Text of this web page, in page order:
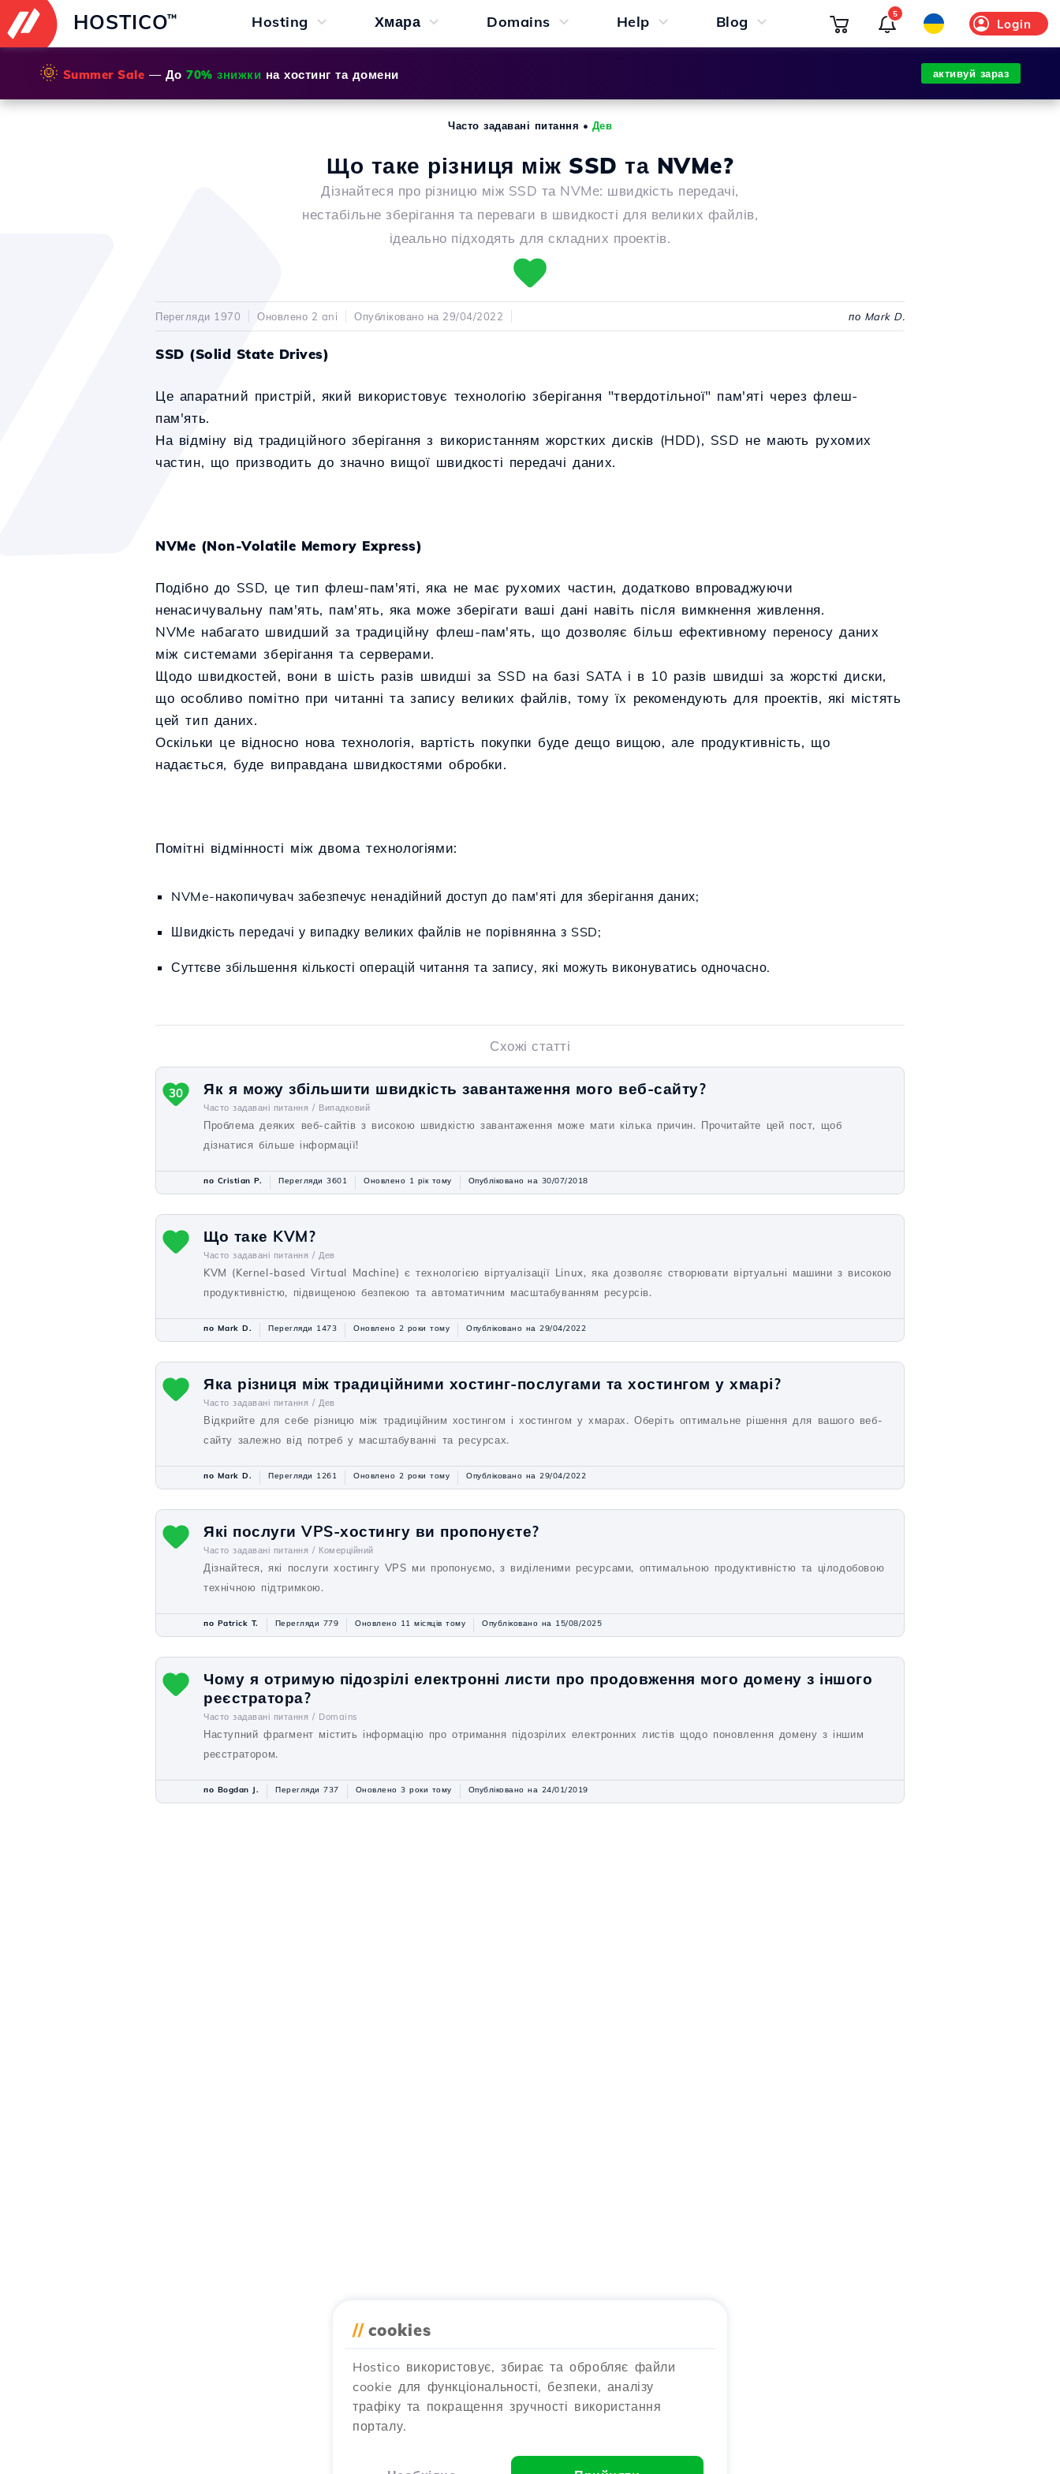
HOSTICO™ Hosting Хмара Domains Help Blog Login
5
🌞 Summer Sale — До 70% знижки на хостинг та домени активуй зараз
Часто задавані питання • Дев
Що таке різниця між SSD та NVMe?
Дізнайтеся про різницю між SSD та NVMe: швидкість передачі,
нестабільне зберігання та переваги в швидкості для великих файлів,
ідеально підходять для складних проектів.
Перегляди 1970 Оновлено 2 ani Опубліковано на 29/04/2022 по Mark D.
SSD (Solid State Drives)
Це апаратний пристрій, який використовує технологію зберігання "твердотільної" пам'яті через флеш-
пам'ять.
На відміну від традиційного зберігання з використанням жорстких дисків (HDD), SSD не мають рухомих
частин, що призводить до значно вищої швидкості передачі даних.
NVMe (Non-Volatile Memory Express)
Подібно до SSD, це тип флеш-пам'яті, яка не має рухомих частин, додатково впроваджуючи
ненасичувальну пам'ять, пам'ять, яка може зберігати ваші дані навіть після вимкнення живлення.
NVMe набагато швидший за традиційну флеш-пам'ять, що дозволяє більш ефективному переносу даних
між системами зберігання та серверами.
Щодо швидкостей, вони в шість разів швидші за SSD на базі SATA і в 10 разів швидші за жорсткі диски,
що особливо помітно при читанні та запису великих файлів, тому їх рекомендують для проектів, які містять
цей тип даних.
Оскільки це відносно нова технологія, вартість покупки буде дещо вищою, але продуктивність, що
надається, буде виправдана швидкостями обробки.
Помітні відмінності між двома технологіями:
NVMe-накопичувач забезпечує ненадійний доступ до пам'яті для зберігання даних;
Швидкість передачі у випадку великих файлів не порівнянна з SSD;
Суттєве збільшення кількості операцій читання та запису, які можуть виконуватись одночасно.
Схожі статті
Як я можу збільшити швидкість завантаження мого веб-сайту?
Часто задавані питання / Випадковий
Проблема деяких веб-сайтів з високою швидкістю завантаження може мати кілька причин. Прочитайте цей пост, щоб
дізнатися більше інформації!
30
по Cristian P. Перегляди 3601 Оновлено 1 рік тому Опубліковано на 30/07/2018
Що таке KVM?
Часто задавані питання / Дев
KVM (Kernel-based Virtual Machine) є технологією віртуалізації Linux, яка дозволяє створювати віртуальні машини з високою
продуктивністю, підвищеною безпекою та автоматичним масштабуванням ресурсів.
по Mark D. Перегляди 1473 Оновлено 2 роки тому Опубліковано на 29/04/2022
Яка різниця між традиційними хостинг-послугами та хостингом у хмарі?
Часто задавані питання / Дев
Відкрийте для себе різницю між традиційним хостингом і хостингом у хмарах. Оберіть оптимальне рішення для вашого веб-
сайту залежно від потреб у масштабуванні та ресурсах.
по Mark D. Перегляди 1261 Оновлено 2 роки тому Опубліковано на 29/04/2022
Які послуги VPS-хостингу ви пропонуєте?
Часто задавані питання / Комерційний
Дізнайтеся, які послуги хостингу VPS ми пропонуємо, з виділеними ресурсами, оптимальною продуктивністю та цілодобовою
технічною підтримкою.
по Patrick T. Перегляди 779 Оновлено 11 місяців тому Опубліковано на 15/08/2025
Чому я отримую підозрілі електронні листи про продовження мого домену з іншого
реєстратора?
Часто задавані питання / Domains
Наступний фрагмент містить інформацію про отримання підозрілих електронних листів щодо поновлення домену з іншим
реєстратором.
по Bogdan J. Перегляди 737 Оновлено 3 роки тому Опубліковано на 24/01/2019
// cookies
Hostico використовує, збирає та обробляє файли
cookie для функціональності, безпеки, аналізу
трафіку та покращення зручності використання
порталу.